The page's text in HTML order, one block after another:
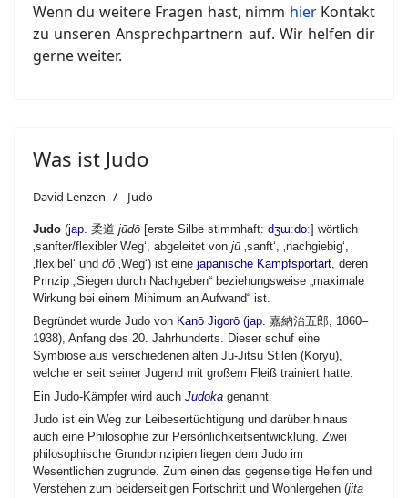
Wenn du weitere Fragen hast, nimm hierKontakt
zu unseren Ansprechpartnern auf. Wir helfen dir
gerne weiter.
Was ist Judo
David Lenzen Judo
Judo (jap. 柔道 jūdō [erste Silbe stimmhaft: dʒɯːdoː] wörtlich
‚sanfter/flexibler Weg‘, abgeleitet von jū ‚sanft‘, ‚nachgiebig‘,
‚flexibel‘ und dō ‚Weg‘) ist eine japanische Kampfsportart , deren
Prinzip „Siegen durch Nachgeben“ beziehungsweise „maximale
Wirkung bei einem Minimum an Aufwand“ ist.
Begründet wurde Judo von Kanō Jigorō (jap. 嘉納治五郎, 1860–
1938), Anfang des 20. Jahrhunderts. Dieser schuf eine
Symbiose aus verschiedenen alten Ju-Jitsu Stilen (Koryu),
welche er seit seiner Jugend mit großem Fleiß trainiert hatte.
Ein Judo-Kämpfer wird auch Judoka genannt.
Judo ist ein Weg zur Leibesertüchtigung und darüber hinaus
auch eine Philosophie zur Persönlichkeitsentwicklung. Zwei
philosophische Grundprinzipien liegen dem Judo im
Wesentlichen zugrunde. Zum einen das gegenseitige Helfen und
Verstehen zum beiderseitigen Fortschritt und Wohlergehen (jita